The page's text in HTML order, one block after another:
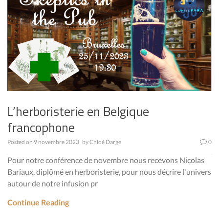
L’herboristerie en Belgique
francophone
Posted on 9 novembre 2023 byChloé Darge 0
Pour notre conférence de novembre nous recevons Nicolas
Bariaux, diplômé en herboristerie, pour nous décrire l'univers
autour de notre infusion pr
Continue Reading